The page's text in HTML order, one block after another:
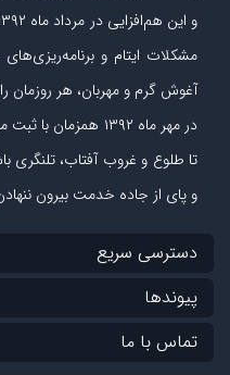
مشکلات ایتام و
آغوش گرم و مهربان، هر روزمان
در مهر ماه ۱۳۹۲ همزمان با ثبت
تا طلوع و غروب آفتاب، تلنگری
و پای از جاده‏ خدمت بیرون
دسترسی سریع
پیوندها
تماس با ما